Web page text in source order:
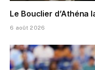
Le Bouclier d’Athéna
6 août 2026